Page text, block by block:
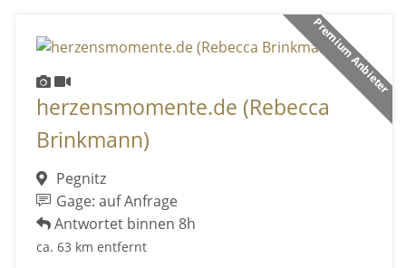
Premium Anbieter
herzensmomente.de (Rebecca
Brinkmann)
Pegnitz
Gage: auf Anfrage
Antwortet binnen 8h
ca. 63 km entfernt